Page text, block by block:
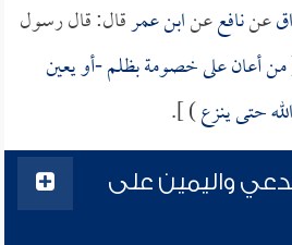
عننافععنابن عمرقال: قال رسول
من أعان على خصومة بظلم -أو يعين
حتى ينزع) ].
واليمين على